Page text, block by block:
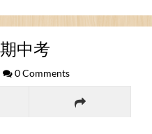
中考
0 Comments